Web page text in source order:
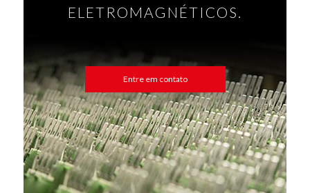
ELETROMAGNÉTICOS.
Entre em contato